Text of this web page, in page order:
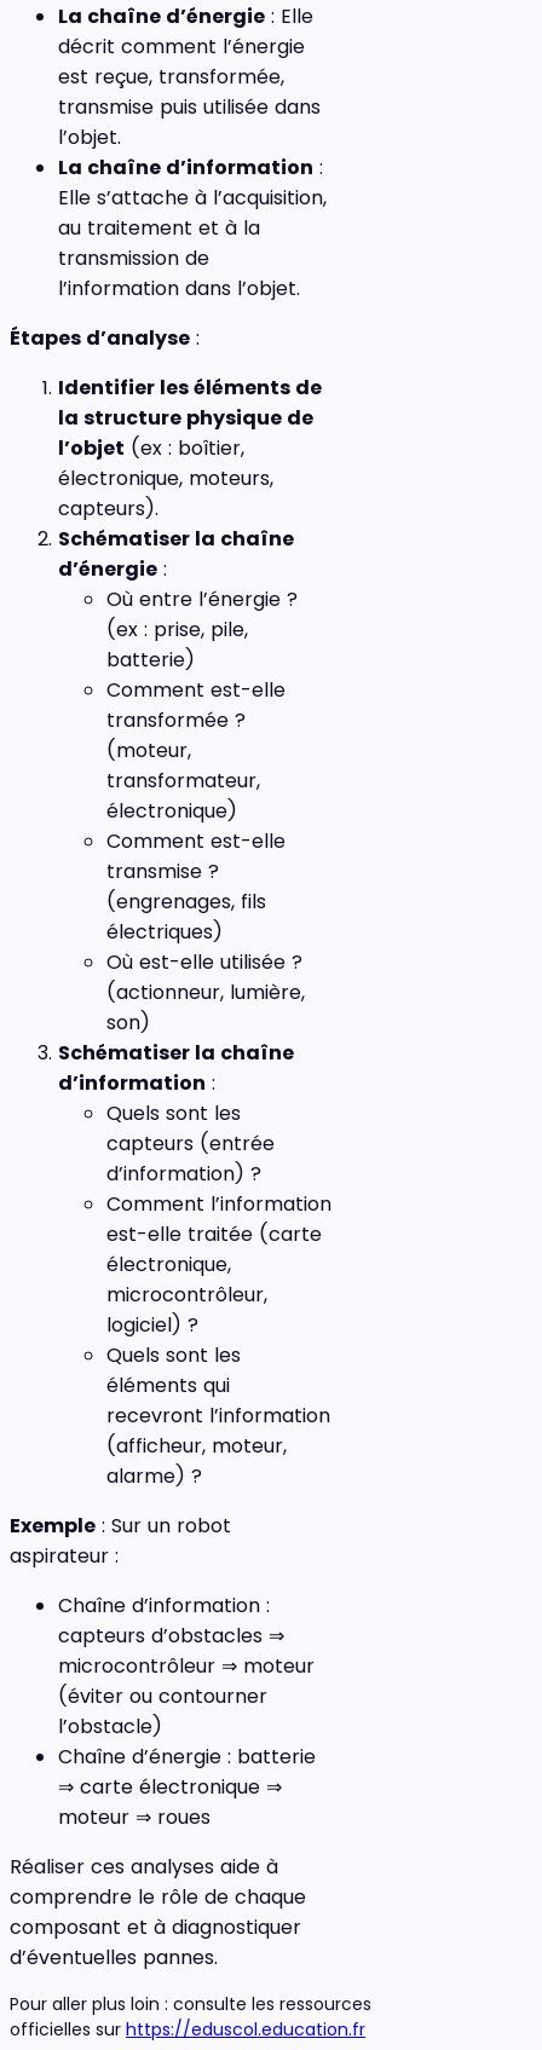
La chaîne d’énergie : Elle
décrit comment l’énergie
est reçue, transformée,
transmise puis utilisée dans
l’objet.
La chaîne d’information :
Elle s’attache à l’acquisition,
au traitement et à la
transmission de
l’information dans l’objet.
Étapes d’analyse :
Identifier les éléments de
la structure physique de
l’objet (ex : boîtier,
électronique, moteurs,
capteurs).
Schématiser la chaîne
d’énergie :
Où entre l’énergie ?
(ex : prise, pile,
batterie)
Comment est-elle
transformée ?
(moteur,
transformateur,
électronique)
Comment est-elle
transmise ?
(engrenages, fils
électriques)
Où est-elle utilisée ?
(actionneur, lumière,
son)
Schématiser la chaîne
d’information :
Quels sont les
capteurs (entrée
d’information) ?
Comment l’information
est-elle traitée (carte
électronique,
microcontrôleur,
logiciel) ?
Quels sont les
éléments qui
recevront l’information
(afficheur, moteur,
alarme) ?
Exemple : Sur un robot
aspirateur :
Chaîne d’information :
capteurs d’obstacles ⇒
microcontrôleur ⇒ moteur
(éviter ou contourner
l’obstacle)
Chaîne d’énergie : batterie
⇒ carte électronique ⇒
moteur ⇒ roues
Réaliser ces analyses aide à
comprendre le rôle de chaque
composant et à diagnostiquer
d’éventuelles pannes.
Pour aller plus loin : consulte les ressources
officielles sur https://eduscol.education.fr